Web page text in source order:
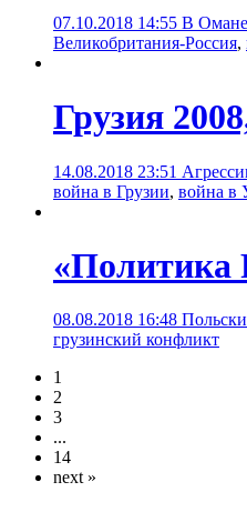
07.10.2018 14:55 В Омане
Великобритания-Россия,
Грузия
14.08.2018 23:51
война в Грузии, война в
«Политика
08.08.2018 16:48
грузинский конфликт
1
2
3
...
14
next »